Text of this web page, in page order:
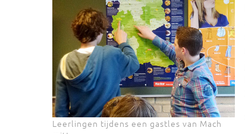
Leerlingen tijdens een gastles van Mach